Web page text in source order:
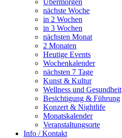
nächste Woche
in 2 Wochen
in 3 Wochen
nächsten Monat
2 Monaten
Heutige Events
Wochenkalender
nächsten 7 Tage
Kunst & Kultur
Wellness und Gesundheit
Besichtigung & Führung
Konzert & Nightlife
Monatskalender
Veranstaltungsorte
Info / Kontakt